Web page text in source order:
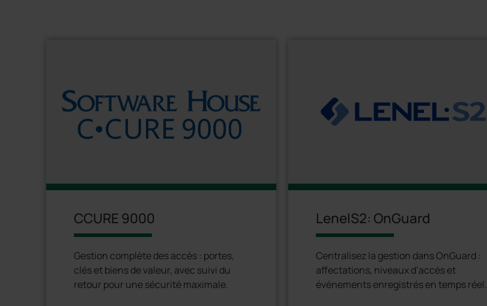
CCURE 9000
Gestion complète des accès : portes,
clés et biens de valeur, avec suivi du
retour pour une sécurité maximale.
LenelS2: OnGuard
Centralisez la gestion dans OnGuard :
affectations, niveaux d’accès et
événements enregistrés en temps réel.